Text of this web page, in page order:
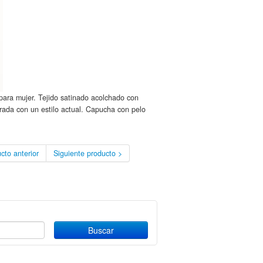
mujer. Tejido satinado acolchado con
con un estilo actual. Capucha con pelo
anterior Siguiente producto >